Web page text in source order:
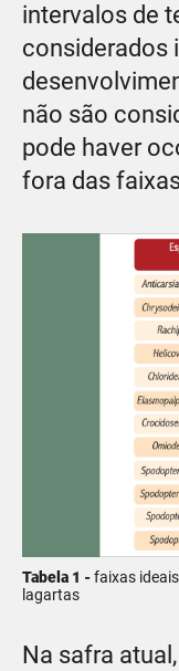
intervalos de
considerados
não são
pode haver
fora das
Tabela 1 -faixas
lagartas
Na safra